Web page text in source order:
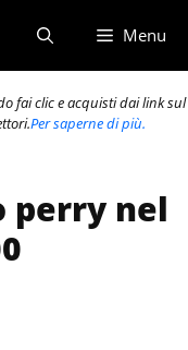
Menu
fai clic e acquisti dai link sul
Per saperne di più.
perry nel